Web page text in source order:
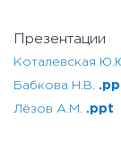
Презентации
Коталевская
Бабкова Н.В.
Лёзов А.М. .ppt